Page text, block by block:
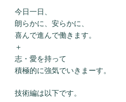
今日一日、
朗らかに、安らかに、
喜んで進んで働きます。
＋
志・愛を持って
積極的に強気でいきまーす。
技術編は以下です。